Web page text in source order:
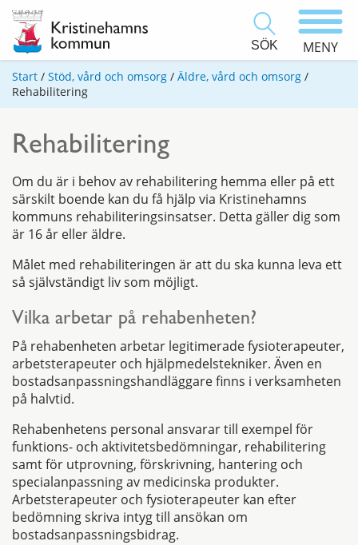
SÖK MENY
Start / Stöd, vård och omsorg / Äldre, vård och omsorg /
Rehabilitering
Rehabilitering
Om du är i behov av rehabilitering hemma eller på ett
särskilt boende kan du få hjälp via Kristinehamns
kommuns rehabiliteringsinsatser. Detta gäller dig som
är 16 år eller äldre.
Målet med rehabiliteringen är att du ska kunna leva ett
så självständigt liv som möjligt.
Vilka arbetar på rehabenheten?
På rehabenheten arbetar legitimerade fysioterapeuter,
arbetsterapeuter och hjälpmedelstekniker. Även en
bostadsanpassningshandläggare finns i verksamheten
på halvtid.
Rehabenhetens personal ansvarar till exempel för
funktions- och aktivitetsbedömningar, rehabilitering
samt för utprovning, förskrivning, hantering och
specialanpassning av medicinska produkter.
Arbetsterapeuter och fysioterapeuter kan efter
bedömning skriva intyg till ansökan om
bostadsanpassningsbidrag.